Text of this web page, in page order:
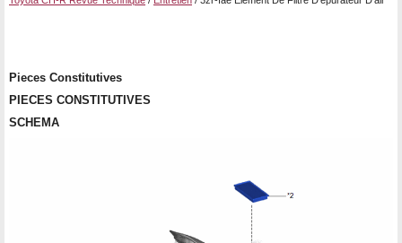
Pieces Constitutives
PIECES CONSTITUTIVES
SCHEMA